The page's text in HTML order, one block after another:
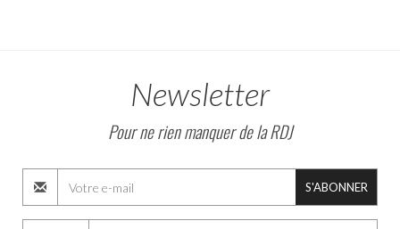
Newsletter
Pour ne rien manquer de la RDJ
S'ABONNER